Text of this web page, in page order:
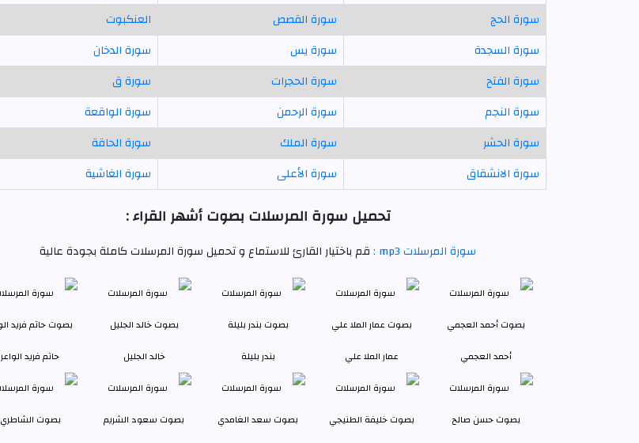
سورة الحج
سورة القصص
العنكبوت
سورة السجدة
سورة يس
سورة الدخان
سورة الفتح
سورة الحجرات
سورة ق
سورة النجم
سورة الرحمن
سورة الواقعة
سورة الحشر
سورة الملك
سورة الحاقة
سورة الانشقاق
سورة الأعلى سورة الغاشية
تحميل سورة المرسلات بصوت أشهر القراء :
سورة المرسلات mp3 : قم باختيار القارئ للاستماع و تحميل سورة المرسلات كاملة بجودة عالية
أحمد العجمي عمار الملا علي بندر بليلة خالد الجليل حاتم فريد الواعر